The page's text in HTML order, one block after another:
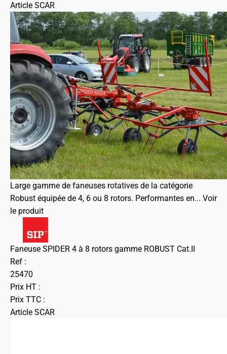
Article SCAR
Large gamme de faneuses rotatives de la catégorie
Robust équipée de 4, 6 ou 8 rotors. Performantes en... Voir
le produit
Faneuse SPIDER 4 à 8 rotors gamme ROBUST Cat.II
Ref :
25470
Prix HT :
Prix TTC :
Article SCAR